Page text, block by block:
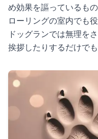
め効果を謳っているも
ローリングの室内でも役
ドッグランでは無理を
挨拶したりするだけで